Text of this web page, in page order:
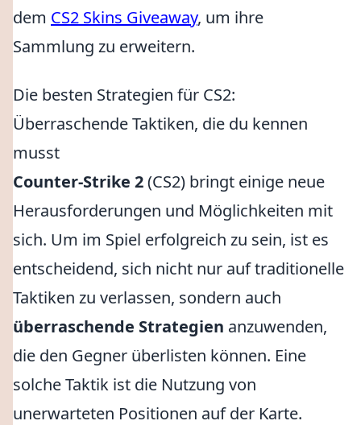
dem CS2 Skins Giveaway, um ihre
Sammlung zu erweitern.
Die besten Strategien für CS2:
Überraschende Taktiken, die du kennen
musst
Counter-Strike 2(CS2) bringt einige neue
Herausforderungen und Möglichkeiten mit
sich. Um im Spiel erfolgreich zu sein, ist es
entscheidend, sich nicht nur auf traditionelle
Taktiken zu verlassen, sondern auch
überraschende Strategien anzuwenden,
die den Gegner überlisten können. Eine
solche Taktik ist die Nutzung von
unerwarteten Positionen auf der Karte.